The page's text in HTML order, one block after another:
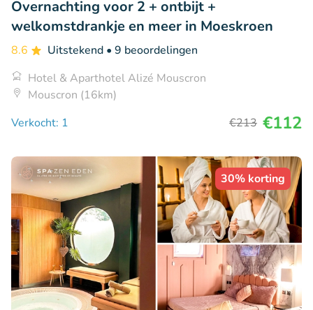
Overnachting voor 2 + ontbijt +
welkomstdrankje en meer in Moeskroen
8.6 Uitstekend • 9 beoordelingen
Hotel & Aparthotel Alizé Mouscron
Mouscron (16km)
Verkocht: 1
€213 €112
30% korting